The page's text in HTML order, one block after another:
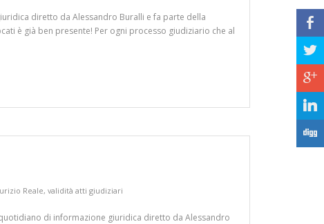
diretto da Alessandro Buralli e fa parte della
è già ben presente! Per ogni processo giudiziario che al
Reale, validità atti giudiziari
di informazione giuridica diretto da Alessandro
b
a
c
j
F